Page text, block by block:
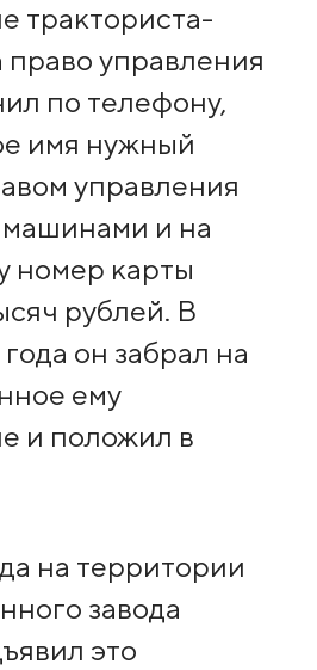
тракториста-
управления
по телефону,
имя нужный
управления
и на
номер карты
рублей. В
он забрал на
ему
и положил в
на территории
завода
это